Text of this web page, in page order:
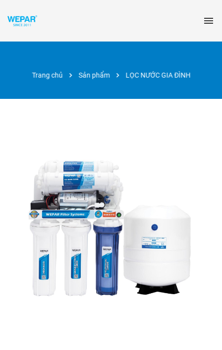
Trang chủ Sản phẩm LỌC NƯỚC GIA ĐÌNH